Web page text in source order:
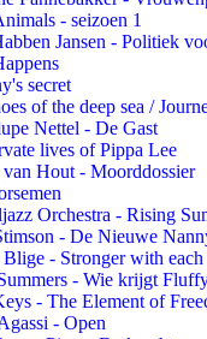
- seizoen 1
Jansen - Politiek
secret
of the deep sea /
Nettel - De Gast
lives of Pippa Lee
Hout - Moorddossier
Orchestra - Rising
- De Nieuwe
- Stronger with each
- Wie krijgt
- The Element of
- Open